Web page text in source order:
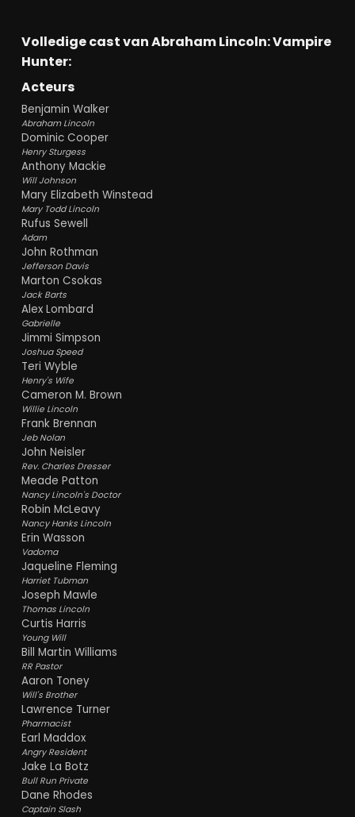
Volledige cast van Abraham Lincoln: Vampire
Hunter:
Acteurs
Benjamin Walker
Abraham Lincoln
Dominic Cooper
Henry Sturgess
Anthony Mackie
Will Johnson
Mary Elizabeth Winstead
Mary Todd Lincoln
Rufus Sewell
Adam
John Rothman
Jefferson Davis
Marton Csokas
Jack Barts
Alex Lombard
Gabrielle
Jimmi Simpson
Joshua Speed
Teri Wyble
Henry's Wife
Cameron M. Brown
Willie Lincoln
Frank Brennan
Jeb Nolan
John Neisler
Rev. Charles Dresser
Meade Patton
Nancy Lincoln's Doctor
Robin McLeavy
Nancy Hanks Lincoln
Erin Wasson
Vadoma
Jaqueline Fleming
Harriet Tubman
Joseph Mawle
Thomas Lincoln
Curtis Harris
Young Will
Bill Martin Williams
RR Pastor
Aaron Toney
Will's Brother
Lawrence Turner
Pharmacist
Earl Maddox
Angry Resident
Jake La Botz
Bull Run Private
Dane Rhodes
Captain Slash